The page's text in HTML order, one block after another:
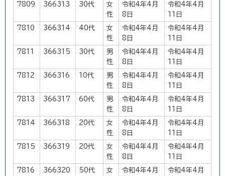
7809 366313 30代
女
性
令和4年4月
8日
令和4年4月
11日
7810 366314 40代
女
性
令和4年4月
8日
令和4年4月
11日
7811 366315 30代
男
性
令和4年4月
8日
令和4年4月
11日
7812 366316 10代
男
性
令和4年4月
8日
令和4年4月
11日
7813 366317 60代
男
性
令和4年4月
8日
令和4年4月
11日
7814 366318 20代
女
性
令和4年4月
8日
令和4年4月
11日
7815 366319 20代
女
性
令和4年4月
8日
令和4年4月
11日
7816 366320 50代
女
令和4年4月
令和4年4月